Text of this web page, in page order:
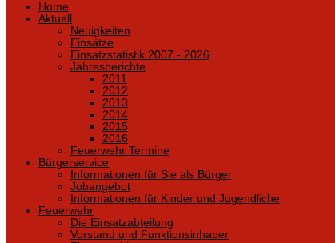
Home
Aktuell
Neuigkeiten
Einsätze
Einsatzstatistik 2007 - 2026
Jahresberichte
2011
2012
2013
2014
2015
2016
Feuerwehr Termine
Bürgerservice
Informationen für Sie als Bürger
Jobangebot
Informationen für Kinder und Jugendliche
Feuerwehr
Die Einsatzabteilung
Vorstand und Funktionsinhaber